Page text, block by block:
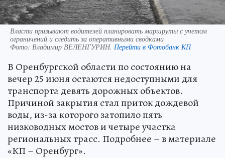
Власти призывают водителей планировать маршруты с учетом
ограничений и следить за оперативными сводками
Фото: Владимир ВЕЛЕНГУРИН. Перейти в Фотобанк КП
В Оренбургской области по состоянию на
вечер 25 июня остаются недоступными для
транспорта девять дорожных объектов.
Причиной закрытия стал приток дождевой
воды, из-за которого затопило пять
низководных мостов и четыре участка
региональных трасс. Подробнее – в материале
«КП – Оренбург».